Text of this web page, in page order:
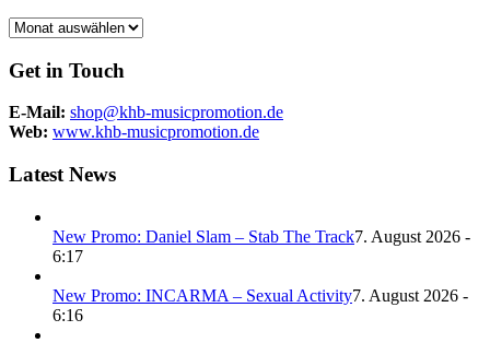
Archiv
Get in Touch
E-Mail: shop@khb-musicpromotion.de
Web: www.khb-musicpromotion.de
Latest News
New Promo: Daniel Slam – Stab The Track7. August 2026 -
6:17
New Promo: INCARMA – Sexual Activity7. August 2026 -
6:16